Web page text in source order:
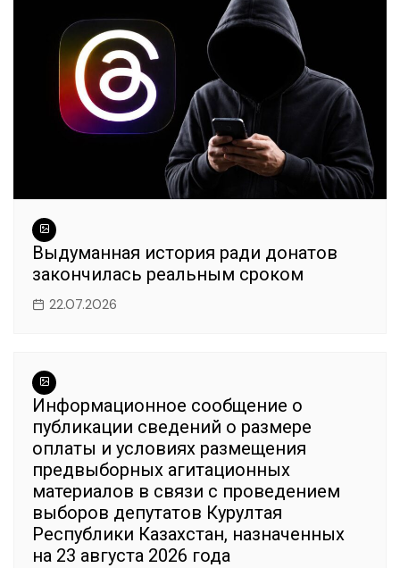
Выдуманная история ради донатов
закончилась реальным сроком
22.07.2026
Информационное сообщение о
публикации сведений о размере
оплаты и условиях размещения
предвыборных агитационных
материалов в связи с проведением
выборов депутатов Курултая
Республики Казахстан, назначенных
на 23 августа 2026 года